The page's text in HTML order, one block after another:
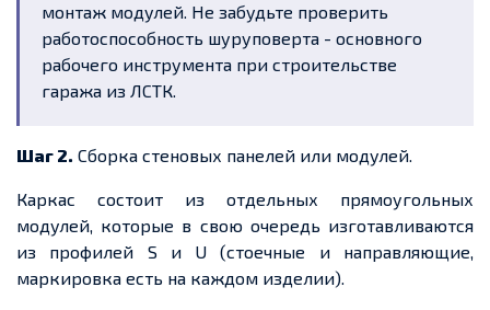
монтаж модулей. Не забудьте проверить
работоспособность шуруповерта - основного
рабочего инструмента при строительстве
гаража из ЛСТК.
Шаг 2. Сборка стеновых панелей или модулей.
Каркас состоит из отдельных прямоугольных
модулей, которые в свою очередь изготавливаются
из профилей S и U (стоечные и направляющие,
маркировка есть на каждом изделии).